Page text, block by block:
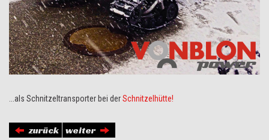
...als Schnitzeltransporter bei derSchnitzelhütte!
zurück weiter